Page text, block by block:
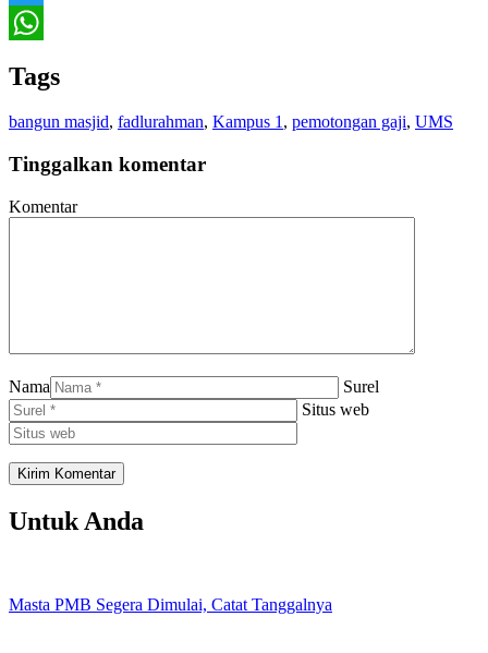
Twitter
Tags
bangun masjid, fadlurahman, Kampus 1, pemotongan gaji, UMS
Tinggalkan komentar
Komentar
Nama
Surel
Situs web
Untuk Anda
Masta PMB Segera Dimulai, Catat Tanggalnya